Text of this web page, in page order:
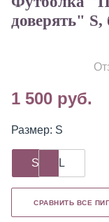
доверять" S,
1 500 руб.
Размер: S
S L
СРАВНИТЬ ВСЕ